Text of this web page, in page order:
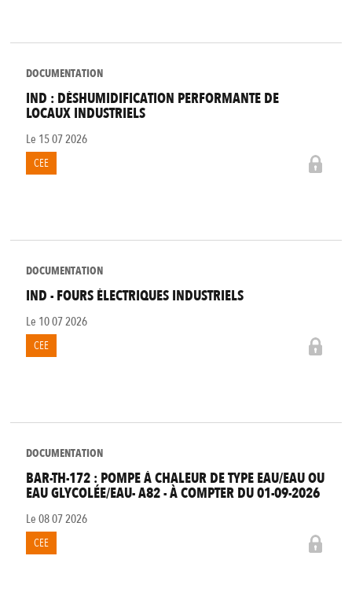
DOCUMENTATION
IND : DÉSHUMIDIFICATION PERFORMANTE DE
LOCAUX INDUSTRIELS
Le 15 07 2026
CEE
DOCUMENTATION
IND - FOURS ÉLECTRIQUES INDUSTRIELS
Le 10 07 2026
CEE
DOCUMENTATION
BAR-TH-172 : POMPE À CHALEUR DE TYPE EAU/EAU OU
EAU GLYCOLÉE/EAU- A82 - À COMPTER DU 01-09-2026
Le 08 07 2026
CEE